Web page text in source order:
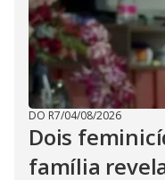
DO R7/04/08/2026
Dois
família